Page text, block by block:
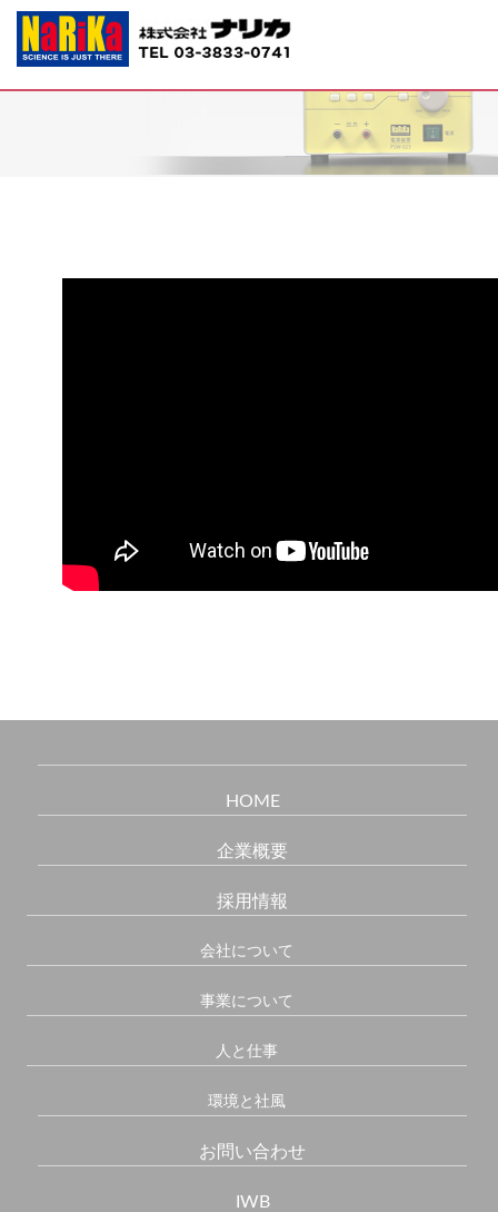
S77-1702 磁性を目で見る粉末
HOME
企業概要
採用情報
会社について
事業について
人と仕事
環境と社風
お問い合わせ
IWB